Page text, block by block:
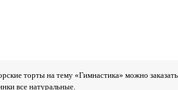
торты на тему «Гимнастика» можно
все натуральные.